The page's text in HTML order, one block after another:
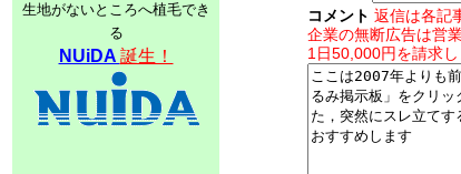
生地がないところへ植毛でき
る
NUiDA 誕生！
コメント 返信は各記
企業の無断広告は営
1日50,000円を請求